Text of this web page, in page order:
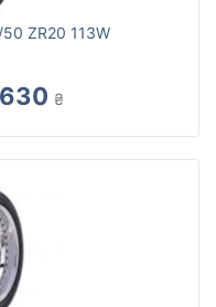
ZR20 113W
₴